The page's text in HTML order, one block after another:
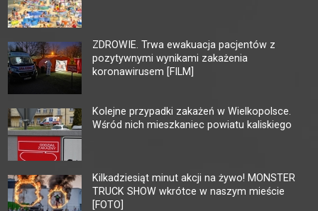
ZDROWIE. Trwa ewakuacja pacjentów z
pozytywnymi wynikami zakażenia
koronawirusem [FILM]
Kolejne przypadki zakażeń w Wielkopolsce.
Wśród nich mieszkaniec powiatu kaliskiego
Kilkadziesiąt minut akcji na żywo! MONSTER
TRUCK SHOW wkrótce w naszym mieście
[FOTO]